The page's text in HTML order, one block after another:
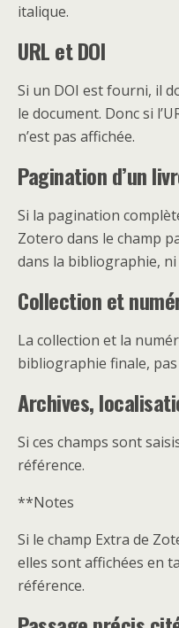
italique.
URL et DOI
Si un DOI est fourni, il
le document. Donc si
n’est pas affichée.
Pagination d’un
Si la pagination
Zotero dans le champ
dans la bibliographie, ni
Collection et
La collection et la
bibliographie finale,
Archives,
Si ces champs sont
référence.
**Notes
Si le champ Extra de
elles sont affichées en
référence.